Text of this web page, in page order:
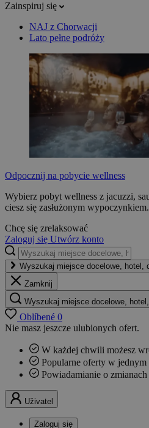
Zainspiruj się
NAJ z Chorwacji
Lato pełne podróży
Odpocznij na pobycie wellness
Wybierz pobyt wellness z jacuzzi,
ciesz się zasłużonym wypoczynkiem.
Chcę się zrelaksować
Zaloguj się Utwórz konto
Wyszukaj miejsce docelowe, hotel,
Zamknij
Wyszukaj miejsce docelowe,
Oblíbené 0
Nie masz jeszcze ulubionych ofert.
W każdej chwili możesz
Popularne oferty w jednym
Powiadamianie o
Uživatel
Zaloguj się